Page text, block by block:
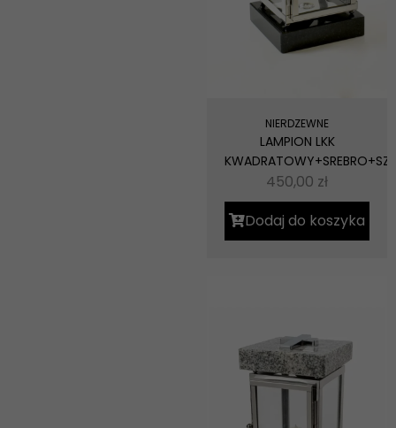
NIERDZEWNE
LAMPION LKK
450,00 zł
Dodaj do koszyka